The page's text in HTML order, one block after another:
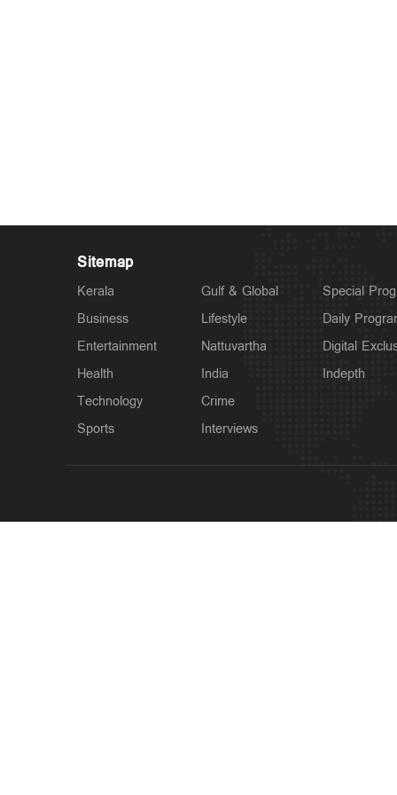
Sitemap
Kerala
Business
Entertainment
Health
Technology
Sports
Gulf & Global
Lifestyle
Nattuvartha
India
Crime
Interviews
Special
Daily
Digital
Indepth